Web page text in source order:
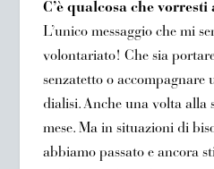
C’è qualcosa che vorresti
L’unico messaggio che mi
volontariato! Che sia
senzatetto o accompagnare
dialisi. Anche una volta alla
mese. Ma in situazioni di
abbiamo passato e ancora